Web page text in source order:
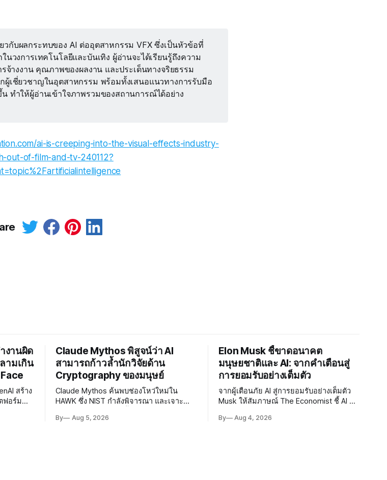
วกับผลกระทบของ AI ต่ออุตสาหกรรม VFX ซึ่งเป็นหัวข้อที่
นวงการเทคโนโลยีและบันเทิง ผู้อ่านจะได้เรียนรู้ถึงความ
จ้างงาน คุณภาพของผลงาน และประเด็นทางจริยธรรม
ผู้เชี่ยวชาญในอุตสาหกรรม พร้อมทั้งเสนอแนวทางการรับมือ
ทำให้ผู้อ่านเข้าใจภาพรวมของสถานการณ์ได้อย่าง
ai-is-creeping-into-the-visual-effects-industry-
out-of-film-and-tv-240112?
งานผิด
ามเกิน
สร้าง
ฟอร์ม
รความ
Claude Mythos พิสูจน์ว่า AI
สามารถก้าวล้ำนักวิจัยด้าน
Cryptography ของมนุษย์
Claude Mythos ค้นพบช่องโหว่ใหม่ใน
HAWK ซึ่ง NIST กำลังพิจารณา และเจาะ
AI กำลังก้าวล้ำนักวิจัยด้าน Cryptography
By Aug 5, 2026
Elon Musk ชี้ขาดอนาคต
มนุษยชาติและ AI: จากคำเตือนสู่
การยอมรับอย่างเต็มตัว
จากผู้เตือนภัย AI สู่การยอมรับอย่างเต็มตัว
Musk ให้สัมภาษณ์ The Economist ชี้ AI จะ
ความเสี่ยงยังมีอยู่จริง
By Aug 4, 2026